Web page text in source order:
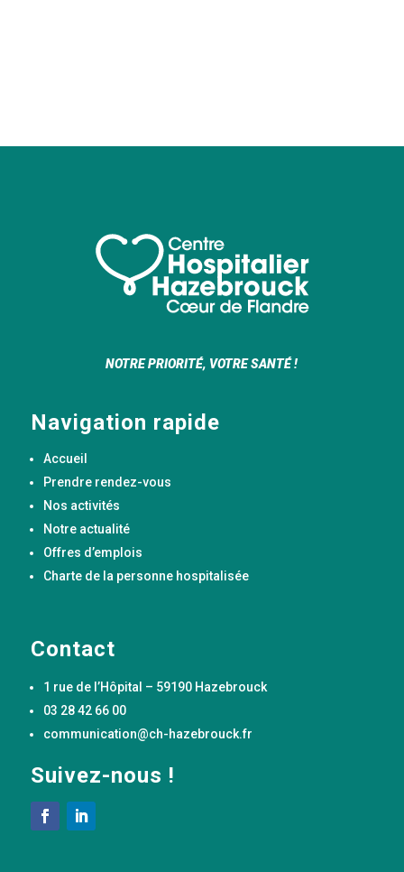
NOTRE PRIORITÉ, VOTRE SANTÉ !
Navigation rapide
Accueil
Prendre rendez-vous
Nos activités
Notre actualité
Offres d’emplois
Charte de la personne hospitalisée
Contact
1 rue de l’Hôpital – 59190 Hazebrouck
03 28 42 66 00
communication@ch-hazebrouck.fr
Suivez-nous !